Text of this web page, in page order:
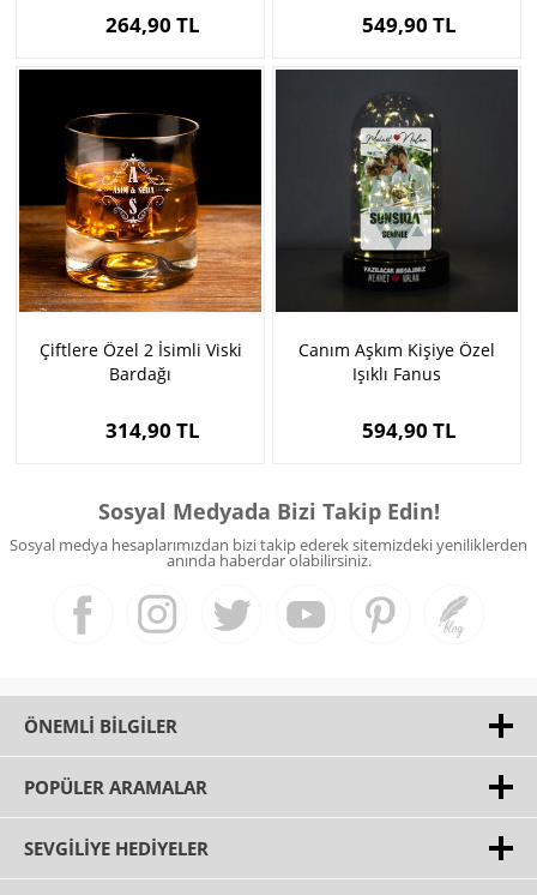
264,90 TL 549,90 TL
Çiftlere Özel 2 İsimli Viski
Bardağı
314,90 TL
Canım Aşkım Kişiye Özel
Işıklı Fanus
594,90 TL
Sosyal Medyada Bizi Takip Edin!
Sosyal medya hesaplarımızdan bizi takip ederek sitemizdeki yeniliklerden
anında haberdar olabilirsiniz.
ÖNEMLI BILGILER
POPÜLER ARAMALAR
SEVGILIYE HEDIYELER